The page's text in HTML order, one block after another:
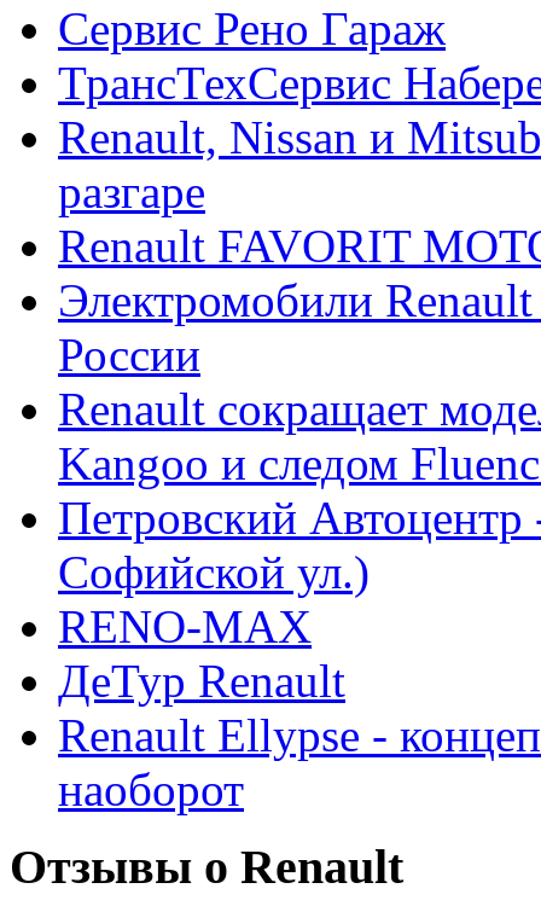
Сервис Рено Гараж
ТрансТехСервис
Renault, Nissan и
разгаре
Renault FAVORIT
Электромобили
России
Renault сокращает
Kangoo и следом
Петровский
Софийской ул.)
RENO-MAX
ДеТур Renault
Renault Ellypse -
наоборот
Отзывы о Renault